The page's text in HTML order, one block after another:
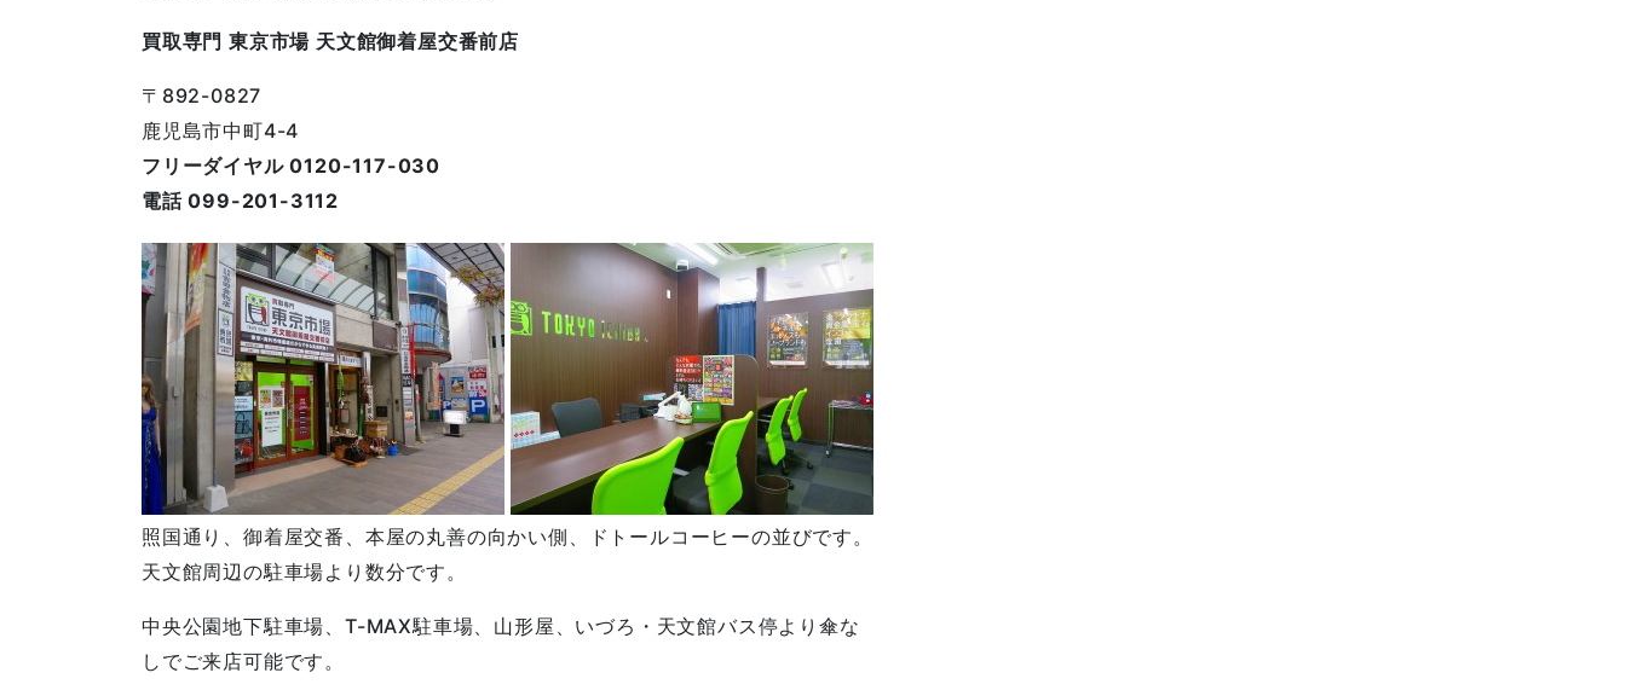
買取専門 東京市場 天文館御着屋交番前店
〒892-0827
鹿児島市中町4-4
フリーダイヤル 0120-117-030
電話 099-201-3112
照国通り、御着屋交番、本屋の丸善の向かい側、ドトールコーヒーの並びです。
天文館周辺の駐車場より数分です。
中央公園地下駐車場、T-MAX駐車場、山形屋、いづろ・天文館バス停より傘な
しでご来店可能です。